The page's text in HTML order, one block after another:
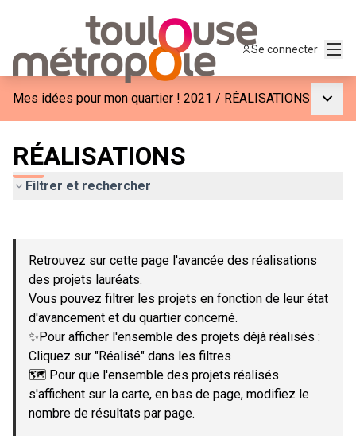
Se connecter
Mes idées pour mon quartier ! 2021 / RÉALISATIONS
RÉALISATIONS
Filtrer et rechercher
−
Retrouvez sur cette page l'avancée des réalisations
des projets lauréats.
Vous pouvez filtrer les projets en fonction de leur état
d'avancement et du quartier concerné.
✨Pour afficher l'ensemble des projets déjà réalisés :
Cliquez sur "Réalisé" dans les filtres
🗺️ Pour que l'ensemble des projets réalisés
s'affichent sur la carte, en bas de page, modifiez le
nombre de résultats par page.